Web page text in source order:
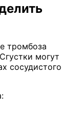
тромбоза
могут
сосудистого